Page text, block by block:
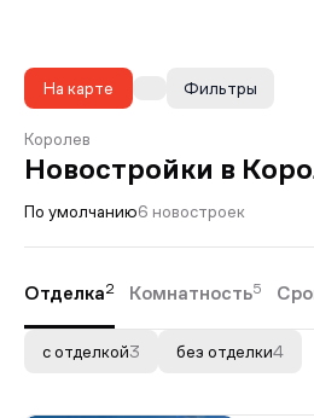
На карте Фильтры
Королев
Новостройки в
По умолчанию6 новостроек
Отделка2 Комнатность5
с отделкой3 без отделки4